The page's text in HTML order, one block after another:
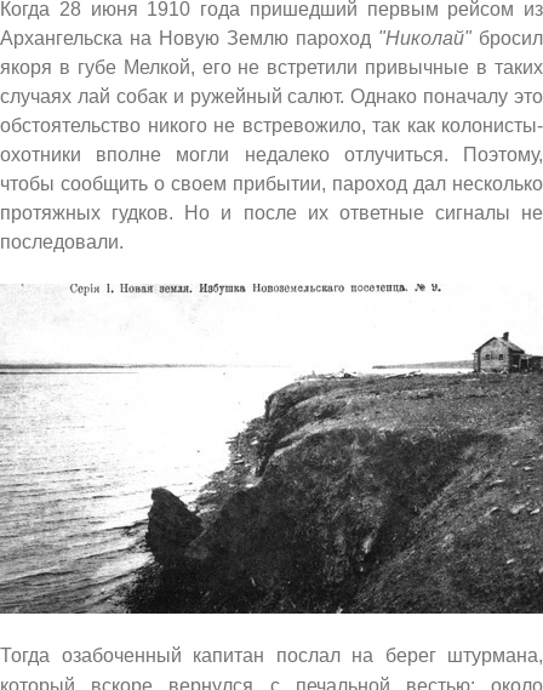
Когда 28 июня 1910 года пришедший первым рейсом из
Архангельска на Новую Землю пароход "Николай" бросил
якоря в губе Мелкой, его не встретили привычные в таких
случаях лай собак и ружейный салют. Однако поначалу это
обстоятельство никого не встревожило, так как колонисты-
охотники вполне могли недалеко отлучиться. Поэтому,
чтобы сообщить о своем прибытии, пароход дал несколько
протяжных гудков. Но и после их ответные сигналы не
последовали.
Тогда озабоченный капитан послал на берег штурмана,
который вскоре вернулся с печальной вестью: около